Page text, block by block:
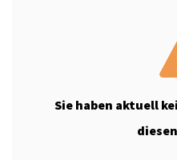
Sie haben aktuell